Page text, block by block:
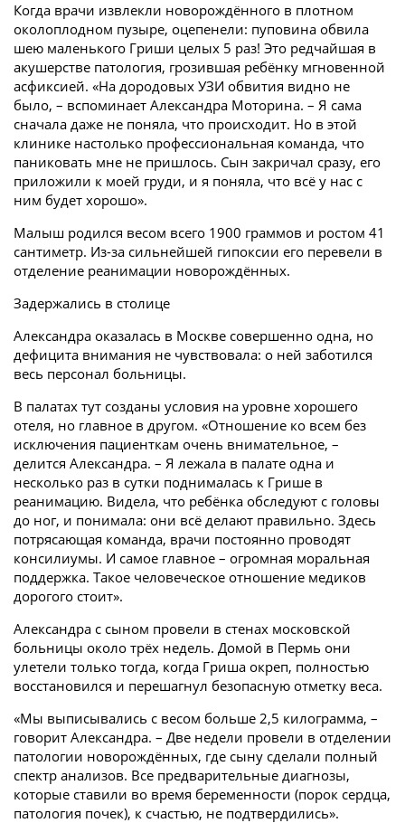
Когда врачи извлекли новорождённого в плотном
околоплодном пузыре, оцепенели: пуповина обвила
шею маленького Гриши целых 5 раз! Это редчайшая в
акушерстве патология, грозившая ребёнку мгновенной
асфиксией. «На дородовых УЗИ обвития видно не
было, – вспоминает Александра Моторина. – Я сама
сначала даже не поняла, что происходит. Но в этой
клинике настолько профессиональная команда, что
паниковать мне не пришлось. Сын закричал сразу, его
приложили к моей груди, и я поняла, что всё у нас с
ним будет хорошо».
Малыш родился весом всего 1900 граммов и ростом 41
сантиметр. Из-за сильнейшей гипоксии его перевели в
отделение реанимации новорождённых.
Задержались в столице
Александра оказалась в Москве совершенно одна, но
дефицита внимания не чувствовала: о ней заботился
весь персонал больницы.
В палатах тут созданы условия на уровне хорошего
отеля, но главное в другом. «Отношение ко всем без
исключения пациенткам очень внимательное, –
делится Александра. – Я лежала в палате одна и
несколько раз в сутки поднималась к Грише в
реанимацию. Видела, что ребёнка обследуют с головы
до ног, и понимала: они всё делают правильно. Здесь
потрясающая команда, врачи постоянно проводят
консилиумы. И самое главное – огромная моральная
поддержка. Такое человеческое отношение медиков
дорогого стоит».
Александра с сыном провели в стенах московской
больницы около трёх недель. Домой в Пермь они
улетели только тогда, когда Гриша окреп, полностью
восстановился и перешагнул безопасную отметку веса.
«Мы выписывались с весом больше 2,5 килограмма, –
говорит Александра. – Две недели провели в отделении
патологии новорождённых, где сыну сделали полный
спектр анализов. Все предварительные диагнозы,
которые ставили во время беременности (порок сердца,
патология почек), к счастью, не подтвердились».